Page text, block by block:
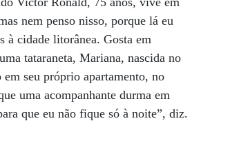
nem penso nisso, porque lá eu
à cidade litorânea. Gosta em
tataraneta, Mariana, nascida no
seu próprio apartamento, no
uma acompanhante durma em
que eu não fique só à noite”, diz.